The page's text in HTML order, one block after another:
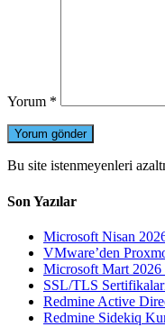
Yorum *
Bu site istenmeyenleri
Son Yazılar
Microsoft Nisan
VMware’den
Microsoft Mart 2026
SSL/TLS
Redmine Active
Redmine Sidekiq